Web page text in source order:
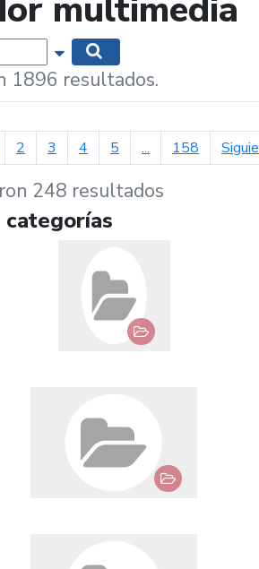
multimedia
Mostrar opciones de búsqueda
1896 resultados.
anterior
2 3 4 5 ... 158
248 resultados